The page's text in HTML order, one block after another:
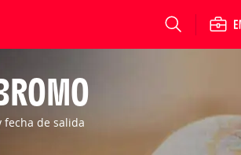
fecha de salida